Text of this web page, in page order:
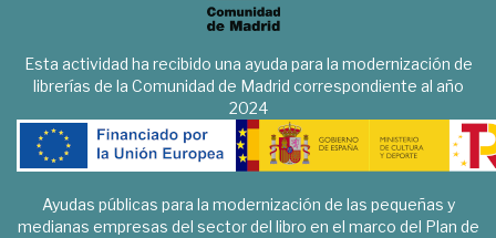
Esta actividad ha recibido una ayuda para la modernización de
librerías de la Comunidad de Madrid correspondiente al año
2024
Ayudas públicas para la modernización de las pequeñas y
medianas empresas del sector del libro en el marco del Plan de